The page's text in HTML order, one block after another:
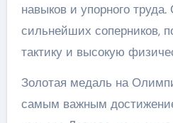
навыков и упорного
сильнейших соперников,
тактику и высокую
Золотая медаль на
самым важным